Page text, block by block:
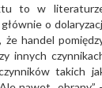
to w
o
handel
innych
takich